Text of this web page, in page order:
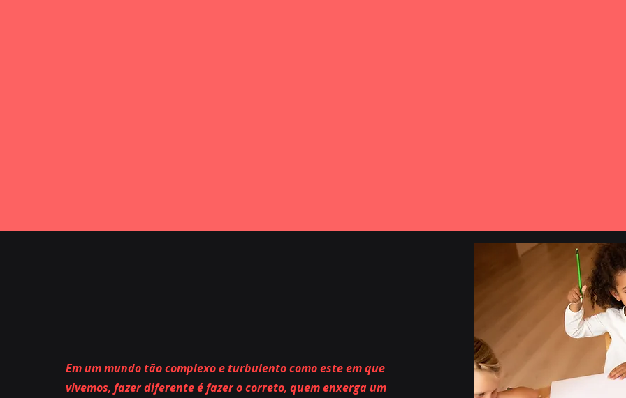
Em um mundo tão complexo e turbulento como este em que
vivemos, fazer diferente é fazer o correto, quem enxerga um